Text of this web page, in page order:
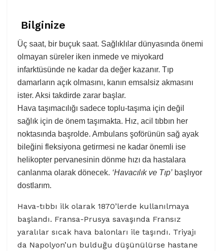
Bilginize
Üç saat, bir buçuk saat. Sağlıklılar dünyasında önemi
olmayan süreler iken inmede ve miyokard
infarktüsünde ne kadar da değer kazanır. Tıp
damarların açık olmasını, kanın emsalsiz akmasını
ister. Aksi takdirde zarar başlar.
Hava taşımacılığı sadece toplu-taşıma için değil
sağlık için de önem taşımakta. Hız, acil tıbbın her
noktasında başrolde. Ambulans şoförünün sağ ayak
bileğini fleksiyona getirmesi ne kadar önemli ise
helikopter pervanesinin dönme hızı da hastalara
canlanma olarak dönecek. ‘Havacılık ve Tıp’ başlıyor
dostlarım.
Hava-tıbbı ilk olarak 1870’lerde kullanılmaya
başlandı. Fransa-Prusya savaşında Fransız
yaralılar sıcak hava balonları ile taşındı. Triyajı
da Napolyon’un bulduğu düşünülürse hastane